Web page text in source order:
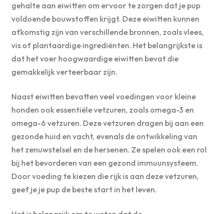
gehalte aan eiwitten om ervoor te zorgen dat je pup
voldoende bouwstoffen krijgt. Deze eiwitten kunnen
afkomstig zijn van verschillende bronnen, zoals vlees,
vis of plantaardige ingrediënten. Het belangrijkste is
dat het voer hoogwaardige eiwitten bevat die
gemakkelijk verteerbaar zijn.
Naast eiwitten bevatten veel voedingen voor kleine
honden ook essentiële vetzuren, zoals omega-3 en
omega-6 vetzuren. Deze vetzuren dragen bij aan een
gezonde huid en vacht, evenals de ontwikkeling van
het zenuwstelsel en de hersenen. Ze spelen ook een rol
bij het bevorderen van een gezond immuunsysteem.
Door voeding te kiezen die rijk is aan deze vetzuren,
geef je je pup de beste start in het leven.